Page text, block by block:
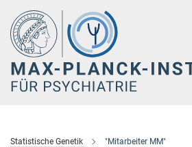
Hauptinhalt
Statistische Genetik "Mitarbeiter MM"